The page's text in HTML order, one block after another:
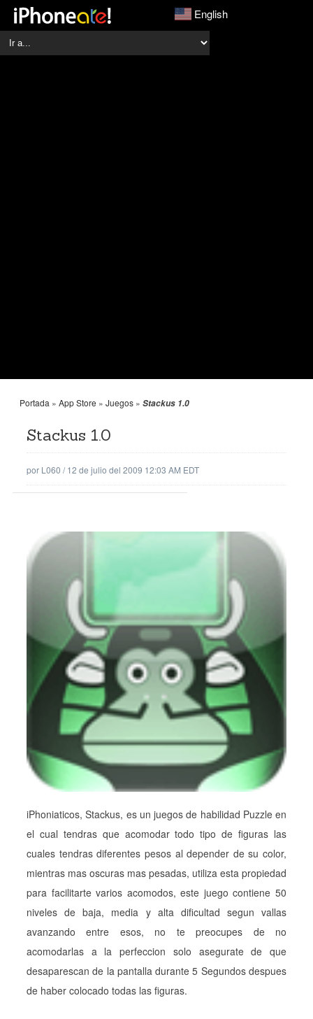
English
Portada » App Store » Juegos » Stackus 1.0
Stackus 1.0
por L060 /12 de julio del 2009 12:03 AM EDT
iPhoniaticos, Stackus, es un juegos de habilidad Puzzle en
el cual tendras que acomodar todo tipo de figuras las
cuales tendras diferentes pesos al depender de su color,
mientras mas oscuras mas pesadas, utiliza esta propiedad
para facilitarte varios acomodos, este juego contiene 50
niveles de baja, media y alta dificultad segun vallas
avanzando entre esos, no te preocupes de no
acomodarlas a la perfeccion solo asegurate de que
desaparescan de la pantalla durante 5 Segundos despues
de haber colocado todas las figuras.